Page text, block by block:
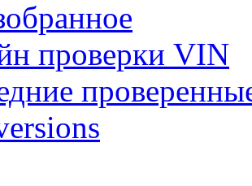
проверки VIN